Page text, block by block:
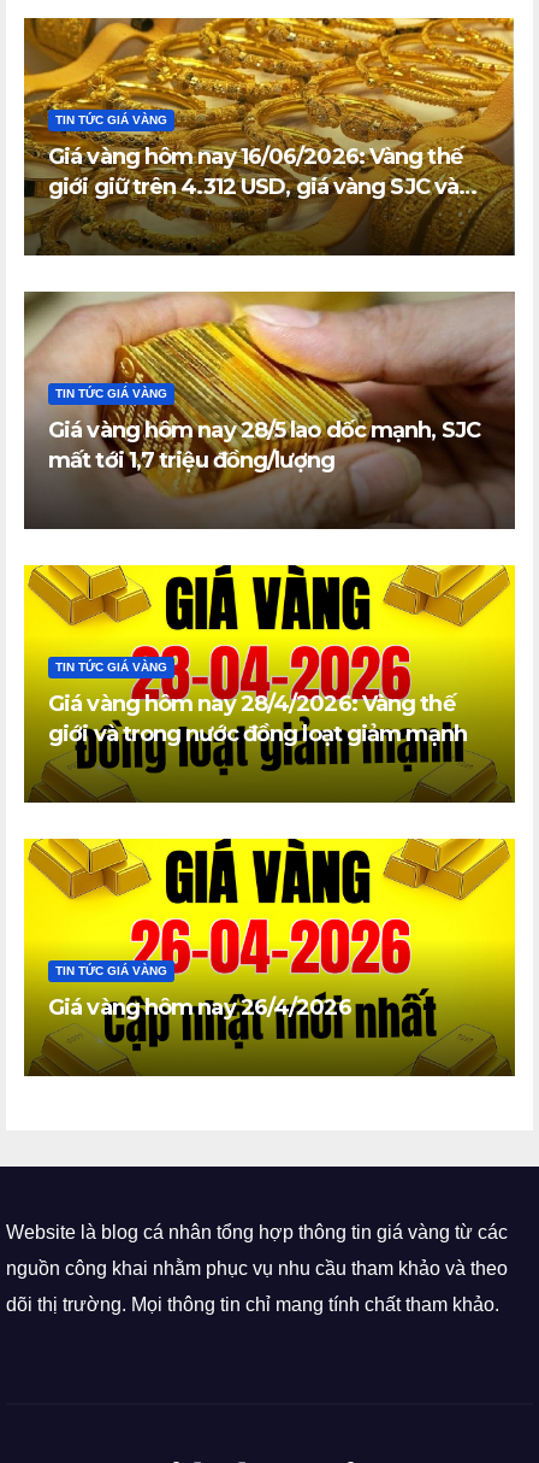
TIN TỨC GIÁ VÀNG
Giá vàng hôm nay 16/06/2026: Vàng thế
giới giữ trên 4.312 USD, giá vàng SJC và
vàng nhẫn trong nước đi ngang
TIN TỨC GIÁ VÀNG
Giá vàng hôm nay 28/5 lao dốc mạnh, SJC
mất tới 1,7 triệu đồng/lượng
TIN TỨC GIÁ VÀNG
Giá vàng hôm nay 28/4/2026: Vàng thế
giới và trong nước đồng loạt giảm mạnh
TIN TỨC GIÁ VÀNG
Giá vàng hôm nay 26/4/2026
Website là blog cá nhân tổng hợp thông tin giá vàng từ các
nguồn công khai nhằm phục vụ nhu cầu tham khảo và theo
dõi thị trường. Mọi thông tin chỉ mang tính chất tham khảo.